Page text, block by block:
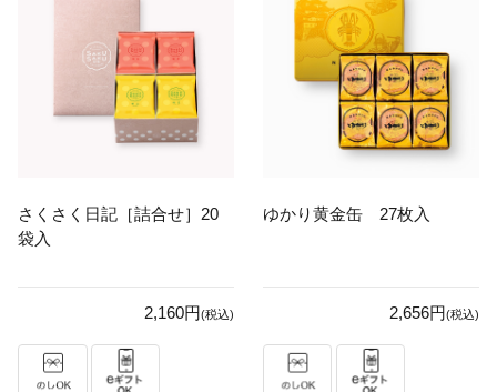
さくさく日記［詰合せ］20
袋入
2,160円(税込)
ゆかり黄金缶 27枚入
2,656円(税込)